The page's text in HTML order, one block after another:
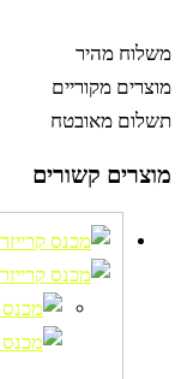
משלוח מהיר
מוצרים מקוריים
תשלום מאובטח
מוצרים קשורים